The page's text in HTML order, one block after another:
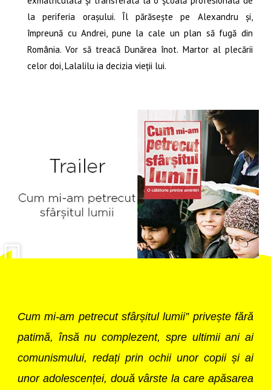
la periferia orașului. Îl părăsește pe Alexandru și,
împreună cu Andrei, pune la cale un plan să fugă din
România. Vor să treacă Dunărea înot. Martor al plecării
celor doi, Lalalilu ia decizia vieții lui.
Cum mi-am petrecut sfârșitul lumii” privește fără
patimă, însă nu complezent, spre ultimii ani ai
comunismului, redați prin ochii unor copii și ai
unor adolescenței, două vârste la care apăsarea